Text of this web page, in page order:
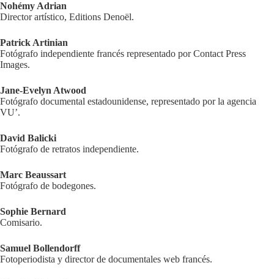
Nohémy Adrian
Director artístico, Editions Denoël.
Patrick Artinian
Fotógrafo independiente francés representado por Contact Press
Images.
Jane-Evelyn Atwood
Fotógrafo documental estadounidense, representado por la agencia
VU’.
David Balicki
Fotógrafo de retratos independiente.
Marc Beaussart
Fotógrafo de bodegones.
Sophie Bernard
Comisario.
Samuel Bollendorff
Fotoperiodista y director de documentales web francés.